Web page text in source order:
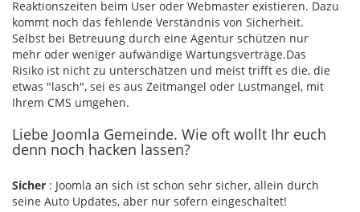
Reaktionszeiten beim User oder Webmaster existieren. Dazu
kommt noch das fehlende Verständnis von Sicherheit.
Selbst bei Betreuung durch eine Agentur schützen nur
mehr oder weniger aufwändige Wartungsverträge.Das
Risiko ist nicht zu unterschätzen und meist trifft es die, die
etwas "lasch", sei es aus Zeitmangel oder Lustmangel, mit
Ihrem CMS umgehen.
Liebe Joomla Gemeinde. Wie oft wollt Ihr euch
denn noch hacken lassen?
Sicher : Joomla an sich ist schon sehr sicher, allein durch
seine Auto Updates, aber nur sofern eingeschaltet!